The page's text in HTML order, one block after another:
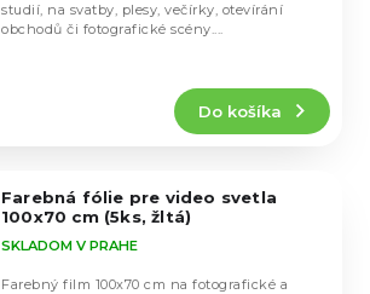
Do košíka
studií, na svatby, plesy, večírky, otevírání
obchodů či fotografické scény....
Farebná fólie pre video svetla
100x70 cm (5ks, žltá)
SKLADOM V PRAHE
Farebný film 100x70 cm na fotografické a